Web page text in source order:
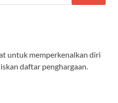
untuk memperkenalkan diri
daftar penghargaan.